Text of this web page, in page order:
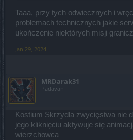
Taaa, przy tych odwiecznych i
problemach technicznych jakie
ukończenie niektórych misji
Jan 29, 2024
MRDarak31
Padavan
Kostium Skrzydła zwycięstwa nie
jego kliknięciu aktywuje się
wierzchowca